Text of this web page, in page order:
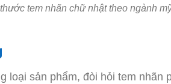
tem nhãn chữ nhật theo ngành
loại sản phẩm, đòi hỏi tem nhãn